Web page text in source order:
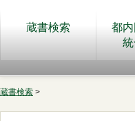
蔵書検索
都
蔵書検索 >